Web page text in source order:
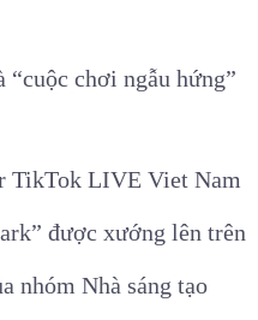
chơi ngẫu hứng”
TikTok LIVE Viet Nam
được xướng lên trên
nhóm Nhà sáng tạo